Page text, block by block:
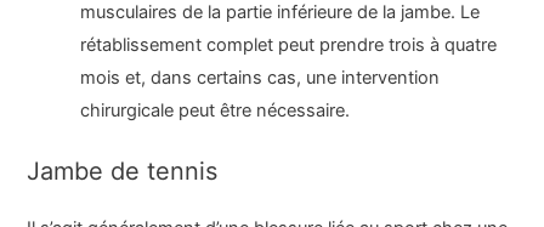
musculaires de la partie inférieure de la jambe. Le
rétablissement complet peut prendre trois à quatre
mois et, dans certains cas, une intervention
chirurgicale peut être nécessaire.
Jambe de tennis